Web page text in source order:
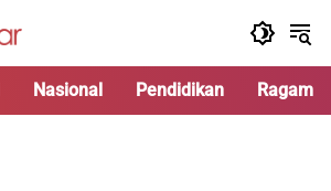
Nasional Pendidikan Ragam